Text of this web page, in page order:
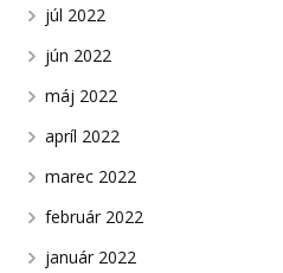
júl 2022
jún 2022
máj 2022
apríl 2022
marec 2022
február 2022
január 2022